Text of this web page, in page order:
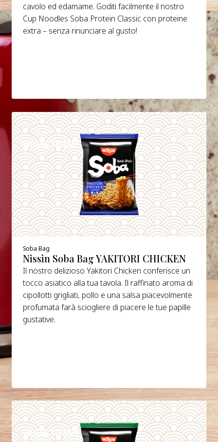
cavolo ed edamame. Goditi facilmente il nostro
Cup Noodles Soba Protein Classic con proteine
extra – senza rinunciare al gusto!
WHERE TO BUY
DETAILS
Soba Bag
Nissin Soba Bag YAKITORI CHICKEN
Il nostro delizioso Yakitori Chicken conferisce un
tocco asiatico alla tua tavola. Il raffinato aroma di
cipollotti grigliati, pollo e una salsa piacevolmente
profumata farà sciogliere di piacere le tue papille
gustative.
WHERE TO BUY
DETAILS